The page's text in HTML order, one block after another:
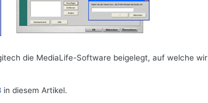
die MediaLife-Software beigelegt, auf welche wir
in diesem Artikel.